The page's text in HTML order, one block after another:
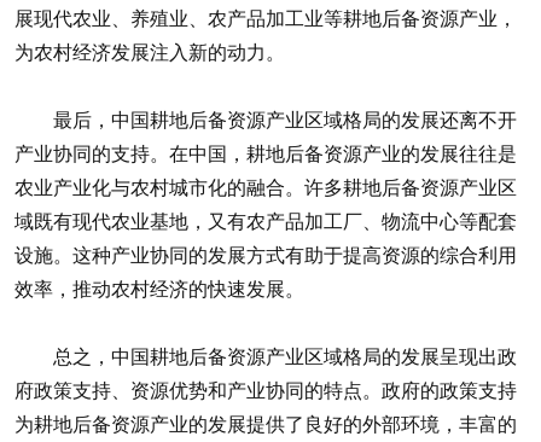
展现代农业、养殖业、农产品加工业等耕地后备资源产业，
为农村经济发展注入新的动力。
最后，中国耕地后备资源产业区域格局的发展还离不开
产业协同的支持。在中国，耕地后备资源产业的发展往往是
农业产业化与农村城市化的融合。许多耕地后备资源产业区
域既有现代农业基地，又有农产品加工厂、物流中心等配套
设施。这种产业协同的发展方式有助于提高资源的综合利用
效率，推动农村经济的快速发展。
总之，中国耕地后备资源产业区域格局的发展呈现出政
府政策支持、资源优势和产业协同的特点。政府的政策支持
为耕地后备资源产业的发展提供了良好的外部环境，丰富的